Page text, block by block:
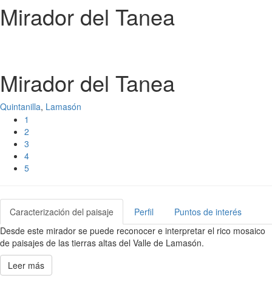
Mirador del Tanea
Mirador del Tanea
Quintanilla, Lamasón
1
2
3
4
5
Caracterización del paisaje Perfil
Puntos de interés
Desde este mirador se puede reconocer e interpretar el rico mosaico
de paisajes de las tierras altas del Valle de Lamasón.
Leer más